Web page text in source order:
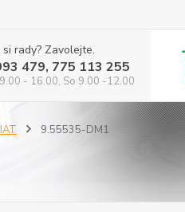
rady? Zavolejte.
479, 775 113 255
- 16.00, So 9.00 -12.00
9.55535-DM1